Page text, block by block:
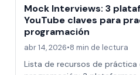
Mock Interviews: 3
YouTube claves para
programación
abr 14, 2026•8 min de lectura
Lista de recursos de práctica